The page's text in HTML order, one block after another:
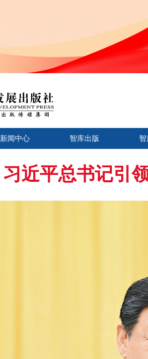
新闻中心 智库出版
习近平总书记引